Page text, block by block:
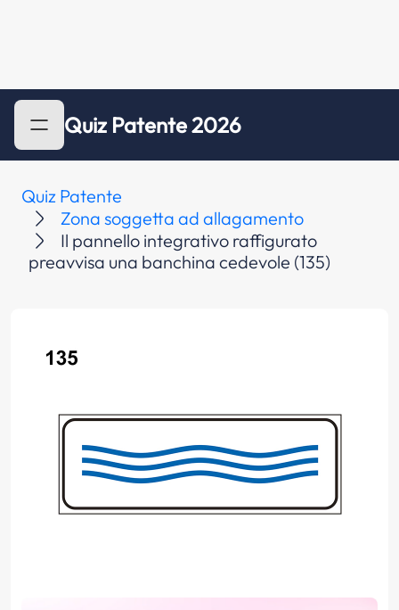
Quiz Patente 2026
Quiz Patente
Zona soggetta ad allagamento
Il pannello integrativo raffigurato
preavvisa una banchina cedevole (135)